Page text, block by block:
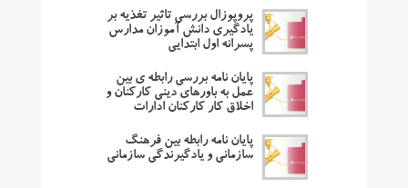
پروپوزال بررسی تاثیر تغذیه بر
یادگیری دانش آموزان مدارس
پسرانه اول ابتدایی
پایان نامه بررسی رابطه ی بین
عمل به باورهای دینی کارکنان و
اخلاق کار کارکنان ادارات
پایان نامه رابطه بین فرهنگ
سازمانی و یادگیرندگی سازمانی